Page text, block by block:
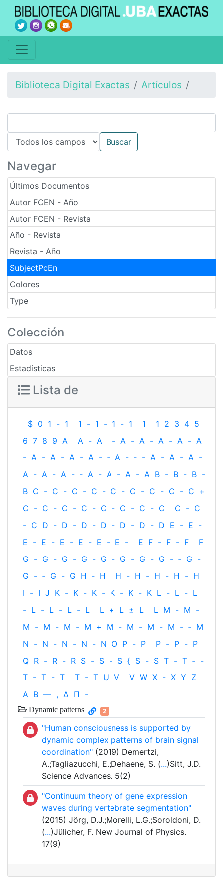
Biblioteca Digital Exactas Artículos
Navegar
Últimos Documentos
Autor FCEN - Año
Autor FCEN - Revista
Año - Revista
Revista - Año
SubjectPcEn
Colores
Type
Colección
Datos
Estadísticas
Lista de
$ 0 1 - 1 1 - 1 - 1 - 1 1 1 2 3 4 5
6 7 8 9 A A - A - A - A - A - A - A
- A - A - A - A - ‐ A - ‐ - A - A - A -
A - A - A - ‐ A - A - A - A B - B - B -
B C - C - C - C - C - C - C - C - C +
C - C - C - C - C - C - C - C C - C
- C D - D - D - D - D - D - D E - E -
E - E - E - E - E - E - E F - F - F
F
G - G - G - G - G - G - G - G - ‐ G -
G - ‐ G - G H ‐ H H - H - H - H - H
I - I J K - K - K - K - K - K L - L - L
- L - L - L - L L + L ± L L M - M -
M - M - M - M + M - M - M - M - ‐ M
N - N - N - N - N O P - P P - P - P
Q R - R - R S - S - S { S - S T - T ‐ -
T - T - T T - T U V V W X - X Y Z
Α Β — , Δ Π -
Dynamic patterns 2
"Human consciousness is supported by
dynamic complex patterns of brain signal
coordination" (2019) Demertzi,
A.;Tagliazucchi, E.;Dehaene, S. (...)Sitt, J.D.
Science Advances. 5(2)
"Continuum theory of gene expression
waves during vertebrate segmentation"
(2015) Jörg, D.J.;Morelli, L.G.;Soroldoni, D.
(...)Jülicher, F. New Journal of Physics.
17(9)